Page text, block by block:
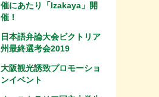
催にあたり「Izakaya」開
催！
日本語弁論大会ビクトリア
州最終選考会2019
大阪観光誘致プロモーショ
ンイベント